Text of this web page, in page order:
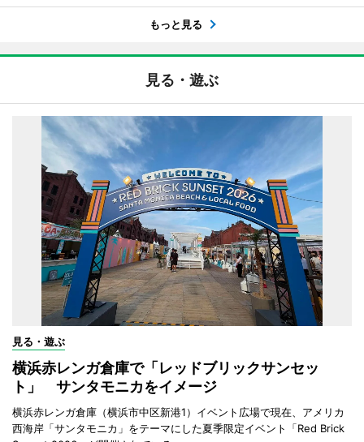
もっと見る
見る・遊ぶ
見る・遊ぶ
横浜赤レンガ倉庫で「レッドブリックサンセッ
ト」 サンタモニカをイメージ
横浜赤レンガ倉庫（横浜市中区新港1）イベント広場で現在、アメリカ
西海岸「サンタモニカ」をテーマにした夏季限定イベント「Red Brick